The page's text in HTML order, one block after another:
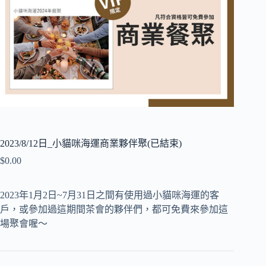
2023/8/12日_小貓咪海運商業夥伴聚(已結束)
$0.00
2023年1月2日~7月31日之間有使用過小貓咪海運的客
戶，或參加過這期間茶會的夥伴們，都可免費來參加這
場聚會喔～